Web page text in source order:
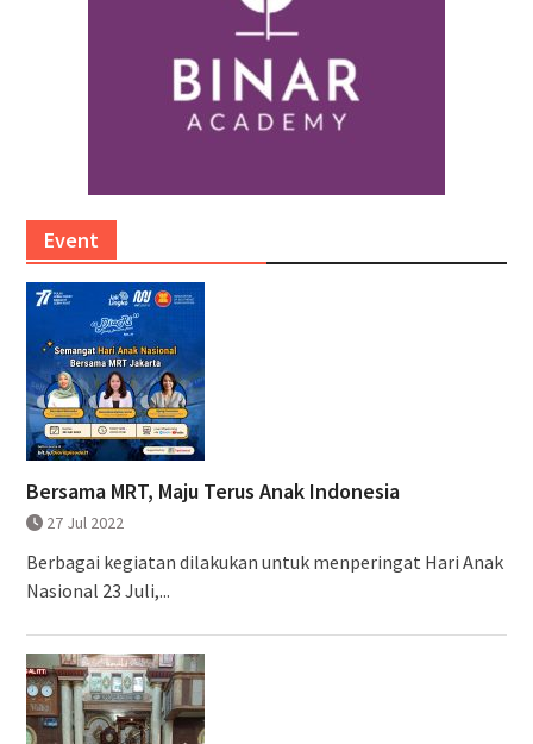
Event
Bersama MRT, Maju Terus Anak Indonesia
27 Jul 2022
Berbagai kegiatan dilakukan untuk menperingat Hari Anak
Nasional 23 Juli,...